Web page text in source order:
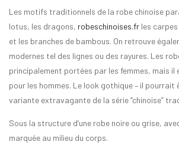
Les motifs traditionnels de la robe chinoise
lotus, les dragons, robeschinoises.fr les
et les branches de bambous. On retrouve
modernes tel des lignes ou des rayures. Les
principalement portées par les femmes, mais il
pour les hommes. Le look gothique – il pourrait
variante extravagante de la série “chinoise”
Sous la structure d’une robe noire ou grise,
marquée au milieu du corps.